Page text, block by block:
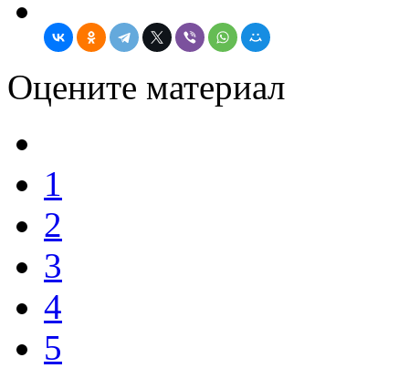
Оцените материал
1
2
3
4
5